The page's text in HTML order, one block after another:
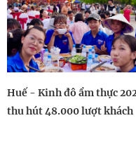
Huế - Kinh đô ẩm thực
thu hút 48.000 lượt khách